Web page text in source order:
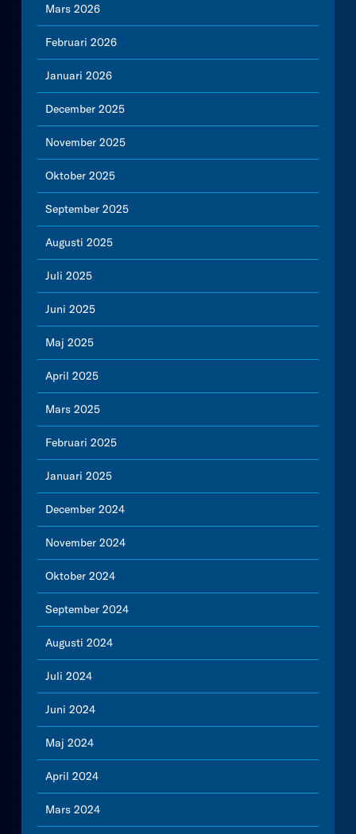
Mars 2026
Februari 2026
Januari 2026
December 2025
November 2025
Oktober 2025
September 2025
Augusti 2025
Juli 2025
Juni 2025
Maj 2025
April 2025
Mars 2025
Februari 2025
Januari 2025
December 2024
November 2024
Oktober 2024
September 2024
Augusti 2024
Juli 2024
Juni 2024
Maj 2024
April 2024
Mars 2024